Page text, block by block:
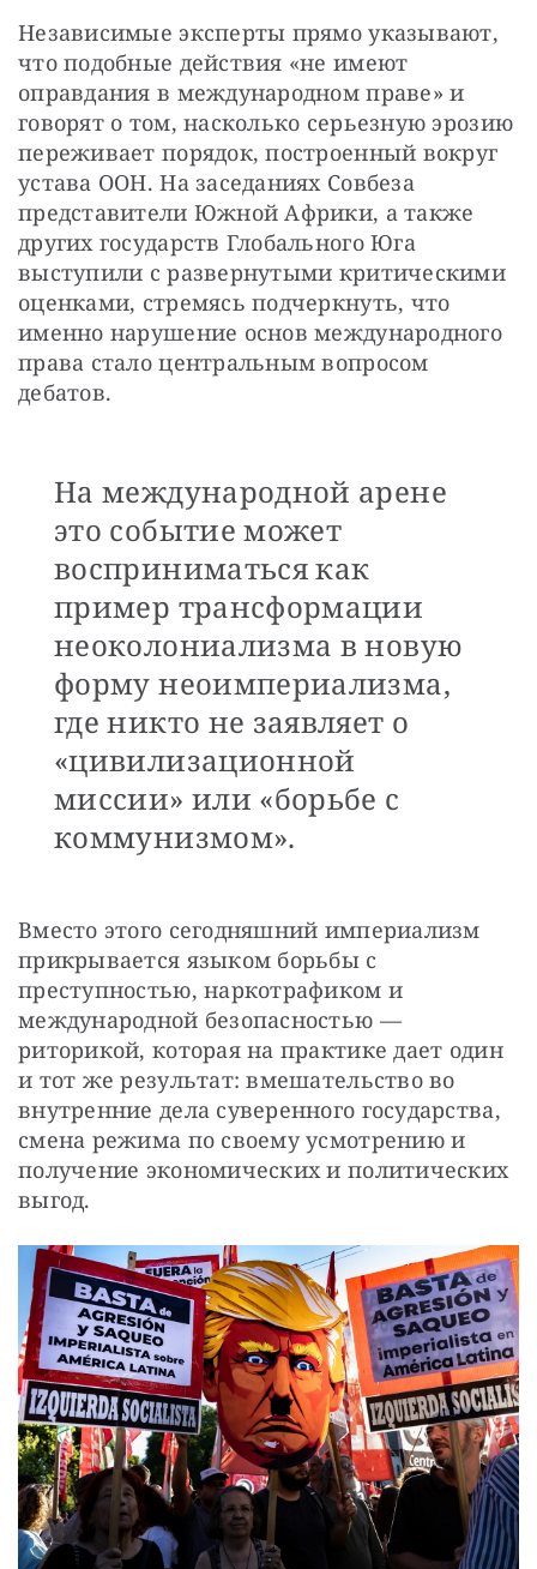
Независимые эксперты прямо указывают,
что подобные действия «не имеют
оправдания в международном праве» и
говорят о том, насколько серьезную эрозию
переживает порядок, построенный вокруг
устава ООН. На заседаниях Совбеза
представители Южной Африки, а также
других государств Глобального Юга
выступили с развернутыми критическими
оценками, стремясь подчеркнуть, что
именно нарушение основ международного
права стало центральным вопросом
дебатов.
На международной арене
это событие может
восприниматься как
пример трансформации
неоколониализма в новую
форму неоимпериализма,
где никто не заявляет о
«цивилизационной
миссии» или «борьбе с
коммунизмом».
Вместо этого сегодняшний империализм
прикрывается языком борьбы с
преступностью, наркотрафиком и
международной безопасностью —
риторикой, которая на практике дает один
и тот же результат: вмешательство во
внутренние дела суверенного государства,
смена режима по своему усмотрению и
получение экономических и политических
выгод.